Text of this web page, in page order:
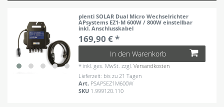
plenti SOLAR Dual Micro Wechselrichter
APsystems EZ1-M 600W / 800W einstellbar
inkl. Anschlusskabel
169,90 € *
In den Warenkorb
* inkl. ges. MwSt. zzgl.Versandkosten
Lieferzeit: bis zu 21 Tagen
Art. PSAPSEZ1M600W
SKU 1.999120.110